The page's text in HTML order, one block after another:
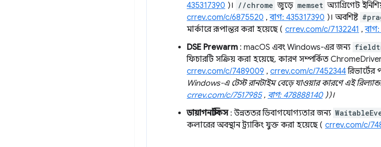
435317390 )। //chrome জুড়ে memset অ্যাগ্রিগেট
crrev.com/c/6875520 ,বাগ: 435317390 )। অবশিষ্ট
মার্কারে রূপান্তর করা হয়েছে ( crrev.com/c/7132241 ,
DSE Prewarm : macOS এবং Windows-এর জন্য
ফিচারটি সক্রিয় করা হয়েছে, কারণ সম্পর্কিত
crrev.com/c/7489009 , crrev.com/c/7452344রিভার্টের
Windows-এ টেস্ট রানটাইম বেড়ে যাওয়ার কারণে এই
crrev.com/c/7517985, বাগ: 478888140))।
ডায়াগনস্টিকস: উন্নততর ডিবাগযোগ্যতার জন্য
কলারের অবস্থান ট্র্যাকিং যুক্ত করা হয়েছে ( crrev.com/c/